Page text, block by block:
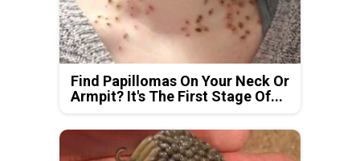
Find Papillomas On Your Neck Or
Armpit? It's The First Stage Of...